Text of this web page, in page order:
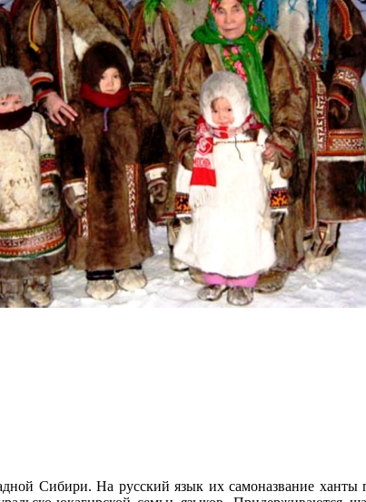
Сибири. На русский язык их самоназвание ханты